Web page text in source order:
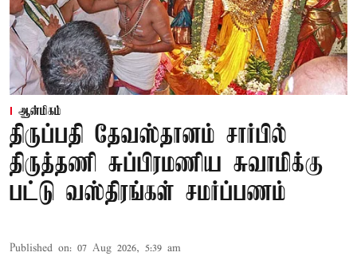
ஆன்மிகம்
திருப்பதி தேவஸ்தானம் சார்பில்
திருத்தணி சுப்பிரமணிய சுவாமிக்கு
பட்டு வஸ்திரங்கள் சமர்ப்பணம்
Published on: 07 Aug 2026, 5:39 am